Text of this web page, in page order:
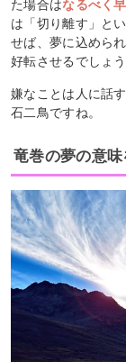
た場合はなるべく
は「切り離す」と
せば、夢に込めら
好転させるでしょう
嫌なことは人に話
石二鳥ですね。
竜巻の夢の意